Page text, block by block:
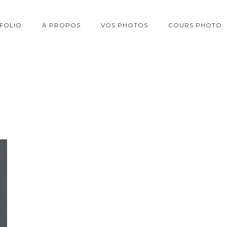
À PROPOS VOS PHOTOS COURS PHOTO